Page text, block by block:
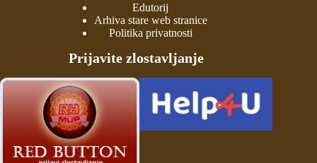
Edutorij
Arhiva stare web stranice
Politika privatnosti
Prijavite zlostavljanje